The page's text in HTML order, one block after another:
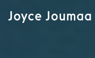
Joyce Joumaa